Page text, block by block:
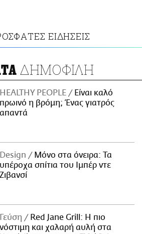
ΕΙΔΗΣΕΙΣ
ΔΗΜΟΦΙΛΗ
HEALTHY PEOPLE
Είναι καλό
πρωινό η βρόμη; Ένας γιατρός
απαντά
Design
Μόνο στα όνειρα: Τα
υπέροχα σπίτια του Ιμπέρ ντε
Ζιβανσί
Γεύση
Red Jane Grill: Η πιο
νόστιμη και χαλαρή αυλή στα